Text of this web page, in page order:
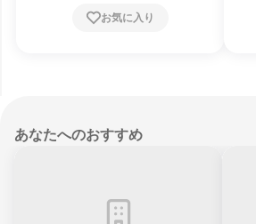
お気に入り
あなたへのおすすめ